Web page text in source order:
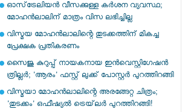
ഓസ്‌ട്രേലിയൻ വീസക്കുള്ള കർശന വ്യവസ്ഥ;
മോഹൻലാലിന് മാത്രം വിസ ലഭിച്ചില്ല
വിസ്മയ മോഹന്‍ലാലിന്റെ തുടക്കത്തിന് മികച്ച
പ്രേക്ഷക പ്രതികരണം
സൈജു കുറുപ്പ് നായകനായ ഇൻവെസ്റ്റിഗേഷൻ
ത്രില്ലർ; 'ആരം' ഫസ്റ്റ് ലുക്ക് പോസ്റ്റർ പുറത്തിറങ്ങി
വിസ്മയാ മോഹൻലാലിന്റെ അരങ്ങേറ്റ ചിത്രം;
'തുടക്കം' ഒഫീഷ്യൽ ട്രെയ്‌ലർ പുറത്തിറങ്ങി!